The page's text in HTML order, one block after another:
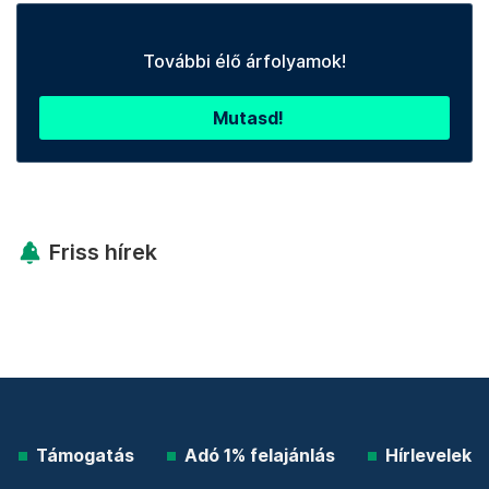
További élő árfolyamok!
Mutasd!
Friss hírek
Támogatás Adó 1% felajánlás Hírlevelek